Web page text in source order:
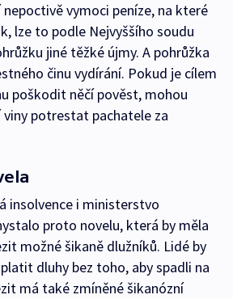
vymoci peníze, na které
lze to podle Nejvyššího soudu
jiné těžké újmy. A pohrůžka
činu vydírání. Pokud je cílem
poškodit něčí pověst, mohou
potrestat pachatele za
insolvence i ministerstvo
proto novelu, která by měla
možné šikaně dlužníků. Lidé by
dluhy bez toho, aby spadli na
má také zmíněné šikanózní